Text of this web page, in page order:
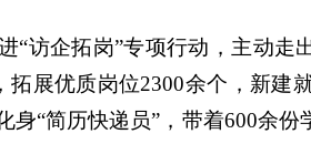
“访企拓岗”专项行动，主动走
展优质岗位2300余个，新建
身“简历快递员”，带着600余